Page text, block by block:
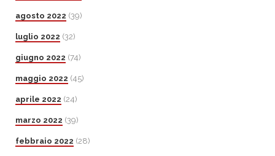
agosto 2022 (39)
luglio 2022 (32)
giugno 2022 (74)
maggio 2022 (45)
aprile 2022 (24)
marzo 2022 (39)
febbraio 2022 (28)